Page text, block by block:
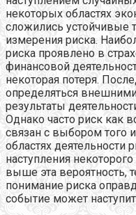
некоторых областях
сложились устойчивые
измерения риска.
риска проявлено в
финансовой
некоторая потеря.
определяться
результаты
Однако часто риск как
связан с выбором того
областях деятельности
наступления
выше эта вероятность,
понимание риска
событие может